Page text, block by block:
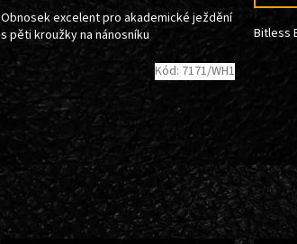
Obnosek excelent pro akademické ježdění
s pěti kroužky na nánosníku
Bitless
Kód: 7171/WH1